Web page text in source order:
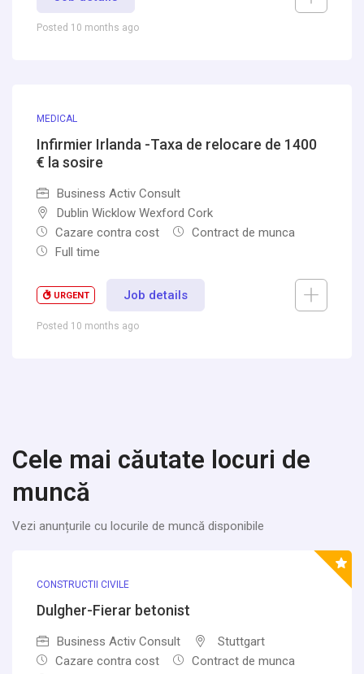
Posted 10 months ago
MEDICAL
Infirmier Irlanda -Taxa de relocare de 1400
€ la sosire
Business Activ Consult
Dublin Wicklow Wexford Cork
Cazare contra cost
Contract de munca
Full time
URGENT Job details
Posted 10 months ago
Cele mai căutate locuri de
muncă
Vezi anunțurile cu locurile de muncă disponibile
CONSTRUCTII CIVILE
Dulgher-Fierar betonist
Business Activ Consult
Stuttgart
Cazare contra cost
Contract de munca